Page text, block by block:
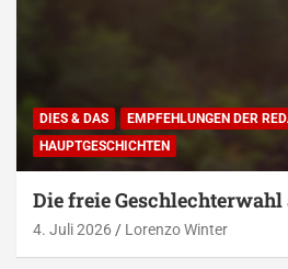
DIES & DAS
EMPFEHLUNGEN DER
HAUPTGESCHICHTEN
Die freie
4. Juli 2026 Lorenzo Winter